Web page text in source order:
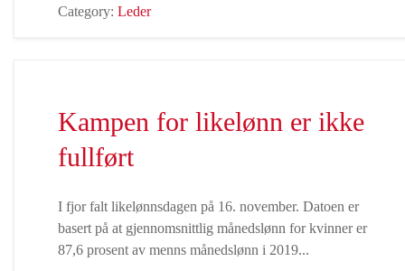
Category: Leder
Kampen for likelønn er ikke
fullført
I fjor falt likelønnsdagen på 16. november. Datoen er
basert på at gjennomsnittlig månedslønn for kvinner er
87,6 prosent av menns månedslønn i 2019...